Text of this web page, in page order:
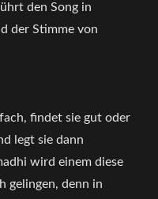
den Song in
der Stimme von
findet sie gut oder
legt sie dann
wird einem diese
gelingen, denn in